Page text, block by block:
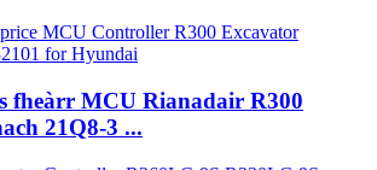
fheàrr MCU Rianadair R300
21Q8-3 ...